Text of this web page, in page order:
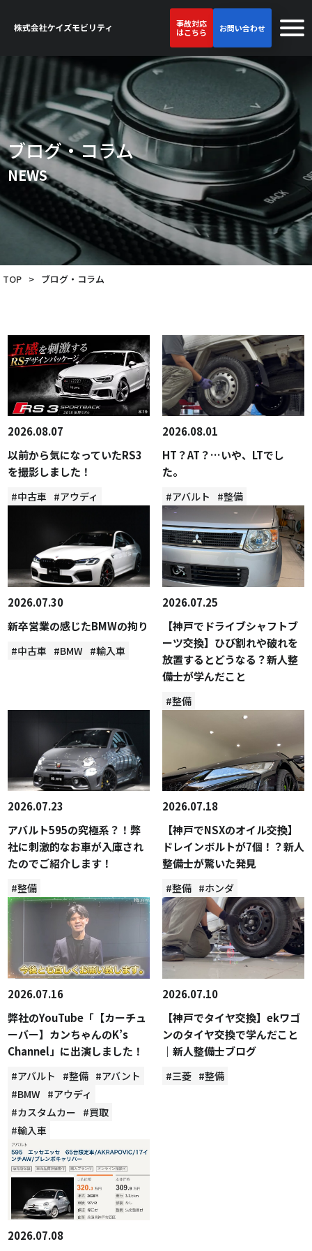
事故対応
はこちら
お問い合わせ
ブログ・コラム
NEWS
TOP > ブログ・コラム
2026.08.07
以前から気になっていたRS3
を撮影しました！
#中古車 #アウディ
2026.08.01
HT？AT？…いや、LTでし
た。
#アバルト #整備
2026.07.30
新卒営業の感じたBMWの拘り
#中古車 #BMW #輸入車
2026.07.25
【神戸でドライブシャフトブ
ーツ交換】ひび割れや破れを
放置するとどうなる？新人整
備士が学んだこと
#整備
2026.07.23
アバルト595の究極系？！弊
社に刺激的なお車が入庫され
たのでご紹介します！
#整備
2026.07.18
【神戸でNSXのオイル交換】
ドレインボルトが7個！？新人
整備士が驚いた発見
#整備 #ホンダ
2026.07.16
弊社のYouTube「【カーチュ
ーバー】カンちゃんのK’s
Channel」に出演しました！
#アバルト #整備 #アバント
#BMW #アウディ
#カスタムカー #買取
#輸入車
2026.07.10
【神戸でタイヤ交換】ekワゴ
ンのタイヤ交換で学んだこと
｜新人整備士ブログ
#三菱 #整備
2026.07.08